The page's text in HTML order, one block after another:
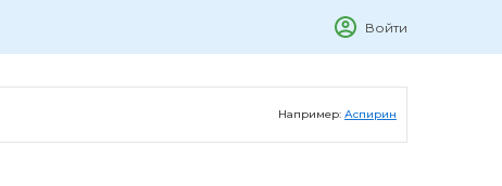
Войти
Например: Аспирин